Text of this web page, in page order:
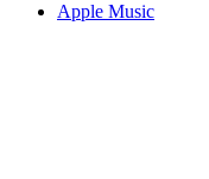
Apple Music